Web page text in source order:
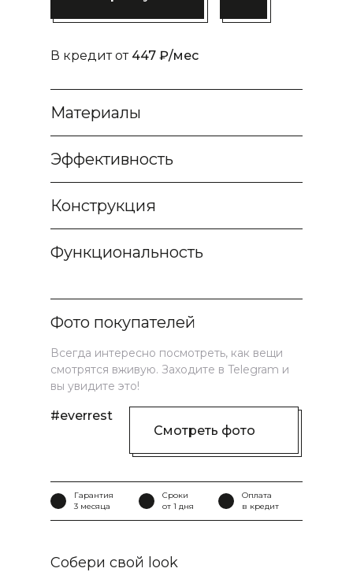
В кредит от 447 ₽/мес
Материалы
Эффективность
Конструкция
Функциональность
Фото покупателей
Всегда интересно посмотреть, как вещи
смотрятся вживую. Заходите в Telegram и
вы увидите это!
#everrest
Смотреть фото
Гарантия
3 месяца
Сроки
от 1 дня
Оплата
в кредит
Собери свой look